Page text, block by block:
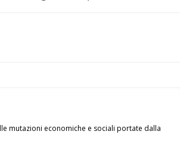
mutazioni economiche e sociali portate dalla